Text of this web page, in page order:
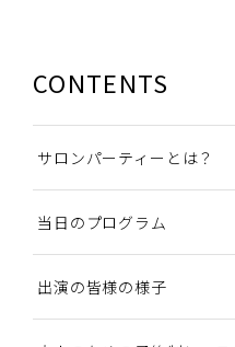
CONTENTS
サロンパーティーとは？
当日のプログラム
出演の皆様の様子